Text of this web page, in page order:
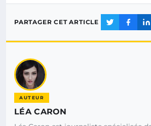
PARTAGER CET ARTICLE
AUTEUR
LÉA CARON